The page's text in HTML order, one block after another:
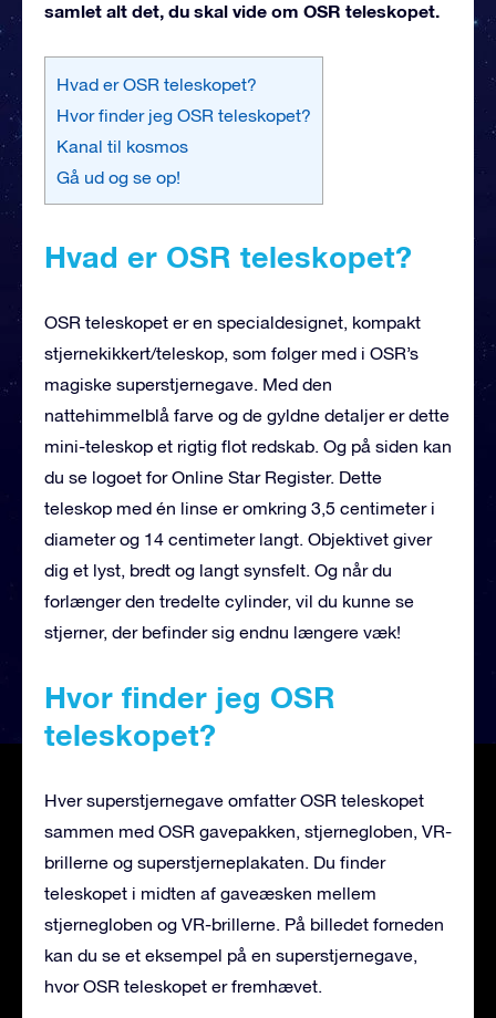
samlet alt det, du skal vide om OSR teleskopet.
Hvad er OSR teleskopet?
Hvor finder jeg OSR teleskopet?
Kanal til kosmos
Gå ud og se op!
Hvad er OSR teleskopet?
OSR teleskopet er en specialdesignet, kompakt
stjernekikkert/teleskop, som følger med i OSR’s
magiske superstjernegave. Med den
nattehimmelblå farve og de gyldne detaljer er dette
mini-teleskop et rigtig flot redskab. Og på siden kan
du se logoet for Online Star Register. Dette
teleskop med én linse er omkring 3,5 centimeter i
diameter og 14 centimeter langt. Objektivet giver
dig et lyst, bredt og langt synsfelt. Og når du
forlænger den tredelte cylinder, vil du kunne se
stjerner, der befinder sig endnu længere væk!
Hvor finder jeg OSR
teleskopet?
Hver superstjernegave omfatter OSR teleskopet
sammen med OSR gavepakken, stjernegloben, VR-
brillerne og superstjerneplakaten. Du finder
teleskopet i midten af gaveæsken mellem
stjernegloben og VR-brillerne. På billedet forneden
kan du se et eksempel på en superstjernegave,
hvor OSR teleskopet er fremhævet.